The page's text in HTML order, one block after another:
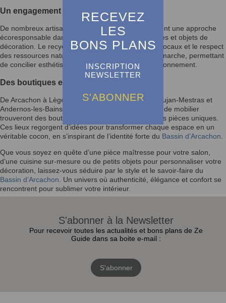
RECEVEZ
LES
BONS PLANS
INSCRIPTION
NEWSLETTER
S'ABONNER
Un engagement pour la durabilité
De nombreux artisans et créateurs locaux privilégient une approche
écoresponsable dans la fabrication de leurs meubles et objets de
décoration. Le recyclage, l’utilisation de matériaux locaux et le respect
des ressources naturelles sont au cœur de leur démarche, permettant
de concilier esthétisme, qualité et respect de l’environnement.
Des boutiques et ateliers à explorer
De Arcachon à Lège-Cap-Ferret, en passant par Gujan-Mestras et
Andernos-les-Bains, les amateurs de décoration et de mobilier
trouveront des boutiques et ateliers où dénicher des pièces uniques.
Ces lieux regorgent d’idées pour transformer chaque espace en un
véritable cocon, en s’inspirant de l’identité forte du Bassin d’Arcachon
Que vous soyez en quête d’une pièce maîtresse pour votre salon,
d’une cuisine sur-mesure ou de petits objets pour personnaliser votre
décoration, laissez-vous séduire par le style et le savoir-faire du
Bassin d’Arcachon . Un univers où authenticité, élégance et confort se
rencontrent pour sublimer votre intérieur.
S'abonner à la Newsletter
Pour recevoir toutes les actualités et bons plans de Ze
Guide dans sa boite e-mail :
S'abonner